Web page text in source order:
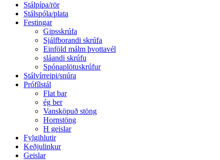
Stálpípa/rör
Stálspóla/plata
Festingar
Gipsskrúfa
Sjálfborandi skrúfa
Einföld málm þvottavél
sláandi skrúfu
Spónaplötuskrúfur
Stálvírreipi/snúra
Prófílstál
Flat bar
ég ber
Vansköpuð stöng
Hornstöng
H geislar
Fylgihlutir
Keðjulinkur
Geislar